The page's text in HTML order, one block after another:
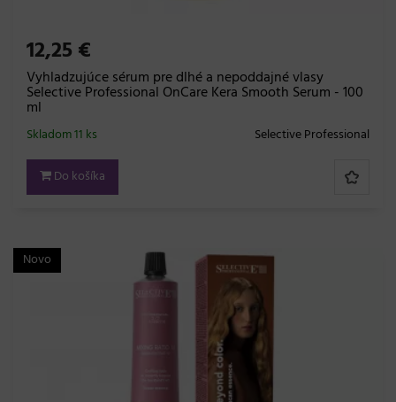
12,25 €
Vyhladzujúce sérum pre dlhé a nepoddajné vlasy
Selective Professional OnCare Kera Smooth Serum - 100
ml
Selective Professional
Skladom 11 ks
Do košíka
Novo